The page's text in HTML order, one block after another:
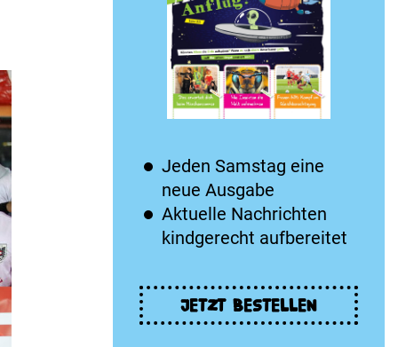
Jeden Samstag eine
neue Ausgabe
Aktuelle Nachrichten
kindgerecht aufbereitet
JETZT BESTELLEN